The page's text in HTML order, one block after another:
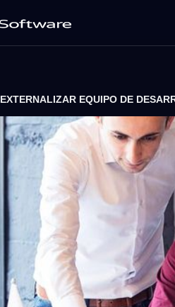
EXTERNALIZAR EQUIPO DE